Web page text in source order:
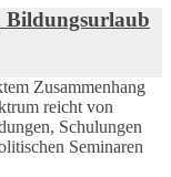
Bildungsurlaub
Zusammenhang
reicht von
Schulungen
Seminaren